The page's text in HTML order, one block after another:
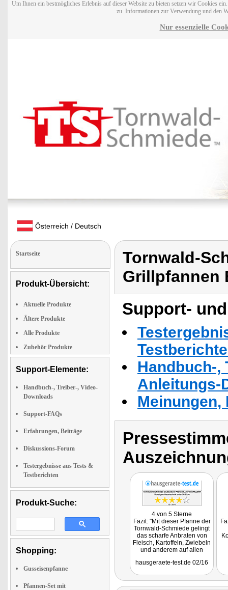
Um Ihnen ein bestmögliches Erlebnis auf dieser Website zu bieten setzen wir Cookies
zu. Informationen zur Verwendung und den
Nur essenzielle
Österreich / Deutsch
Startseite
Produkt-Übersicht:
Aktuelle Produkte
Ältere Produkte
Alle Produkte
Zubehör Produkte
Support-Elemente:
Handbuch-, Treiber-, Video-
Downloads
Support-FAQs
Erfahrungen, Beiträge
Diskussions-Forum
Testergebnisse aus Tests &
Testberichten
Produkt-Suche:
Shopping:
Gusseisenpfanne
Pfannen-Set mit
Tornwald-
Grillpfannen
Support-
Handbuch-,
Anleitungs-
4 von 5 Sterne
Fazit: "Mit dieser Pfanne der
Tornwald-Schmiede gelingt
das scharfe Anbraten von
Fleisch, Kartoffeln, Zwiebeln
und anderem auf allen
dürfen in keiner guten
Pfannenset NC-2941
hausgeraete-test.de 02/16